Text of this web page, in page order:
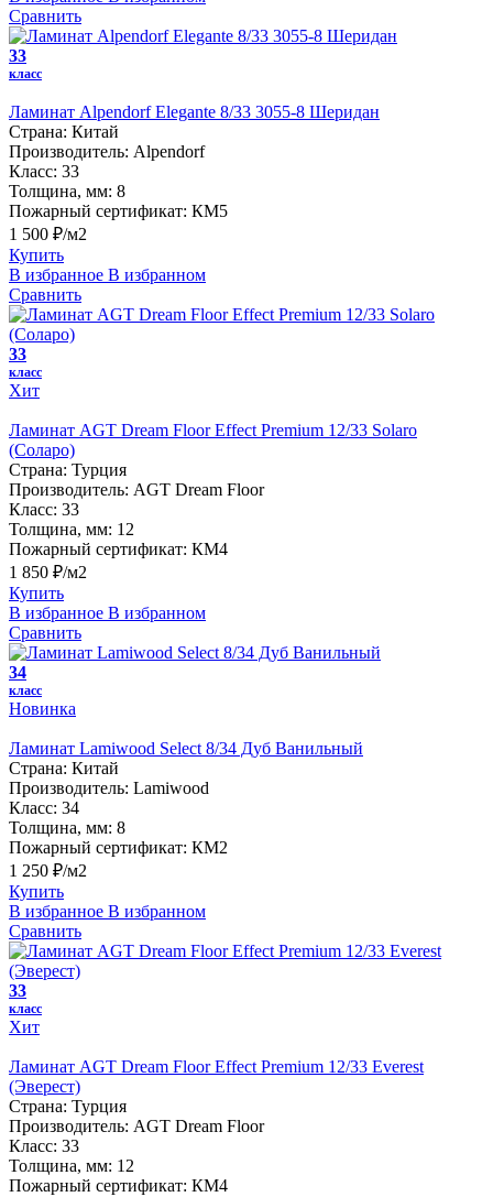
Сравнить
33
класс
Ламинат Alpendorf Elegante 8/33 3055-8 Шеридан
Страна: Китай
Производитель: Alpendorf
Класс: 33
Толщина, мм: 8
Пожарный сертификат: КМ5
1 500 ₽/м2
Купить
В избранное В избранном
Сравнить
33
класс
Хит
Ламинат AGT Dream Floor Effect Premium 12/33 Solaro
(Соларо)
Страна: Турция
Производитель: AGT Dream Floor
Класс: 33
Толщина, мм: 12
Пожарный сертификат: КМ4
1 850 ₽/м2
Купить
В избранное В избранном
Сравнить
34
класс
Новинка
Ламинат Lamiwood Select 8/34 Дуб Ванильный
Страна: Китай
Производитель: Lamiwood
Класс: 34
Толщина, мм: 8
Пожарный сертификат: КМ2
1 250 ₽/м2
Купить
В избранное В избранном
Сравнить
33
класс
Хит
Ламинат AGT Dream Floor Effect Premium 12/33 Everest
(Эверест)
Страна: Турция
Производитель: AGT Dream Floor
Класс: 33
Толщина, мм: 12
Пожарный сертификат: КМ4